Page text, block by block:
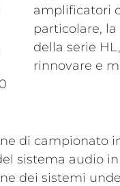
rinnovare e
di campionato
sistema audio
dei sistemi